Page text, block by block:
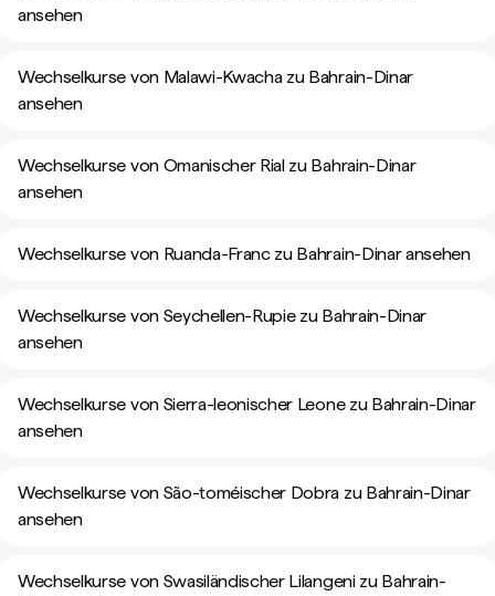
ansehen
Wechselkurse von Malawi-Kwacha zu Bahrain-Dinar
ansehen
Wechselkurse von Omanischer Rial zu Bahrain-Dinar
ansehen
Wechselkurse von Ruanda-Franc zu Bahrain-Dinar ansehen
Wechselkurse von Seychellen-Rupie zu Bahrain-Dinar
ansehen
Wechselkurse von Sierra-leonischer Leone zu Bahrain-Dinar
ansehen
Wechselkurse von São-toméischer Dobra zu Bahrain-Dinar
ansehen
Wechselkurse von Swasiländischer Lilangeni zu Bahrain-